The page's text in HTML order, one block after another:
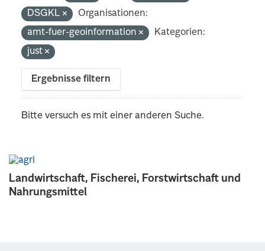
Landwirtschaft, Fischerei, Forstwirtschaft und
Nahrungsmittel
DSGKL
Organisationen:
amt-fuer-geoinformation
Kategorien:
just
Ergebnisse filtern
Bitte versuch es mit einer anderen Suche.